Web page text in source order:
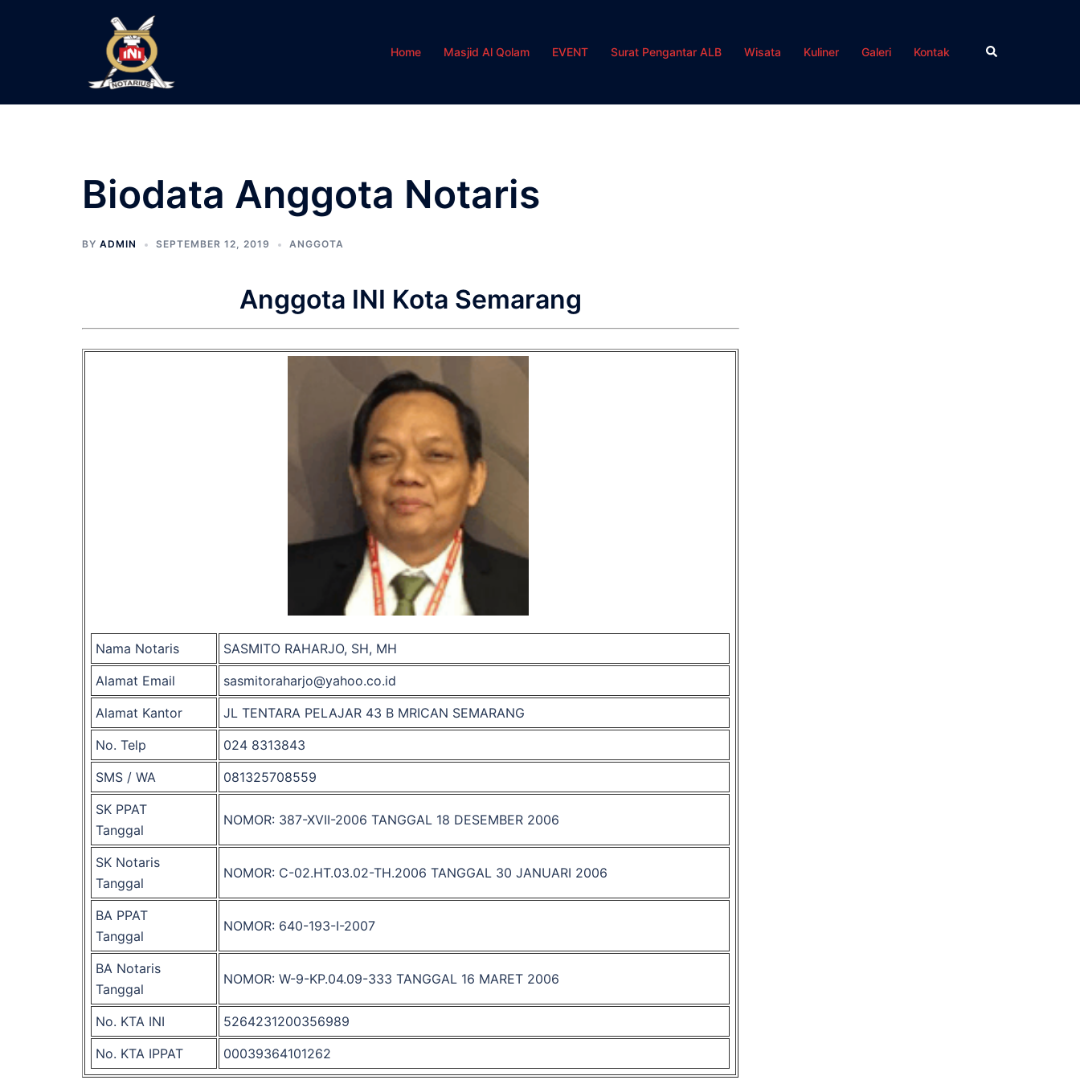
Home Masjid Al Qolam EVENT Surat Pengantar ALB Wisata Kuliner Galeri Kontak Search
Biodata Anggota Notaris
BY ADMIN SEPTEMBER 12, 2019 ANGGOTA
Anggota INI Kota Semarang
Nama Notaris
SASMITO RAHARJO, SH, MH
Alamat Email
sasmitoraharjo@yahoo.co.id
Alamat Kantor
JL TENTARA PELAJAR 43 B MRICAN SEMARANG
No. Telp
024 8313843
SMS / WA
081325708559
SK PPAT
Tanggal
NOMOR: 387-XVII-2006 TANGGAL 18 DESEMBER 2006
SK Notaris
Tanggal
NOMOR: C-02.HT.03.02-TH.2006 TANGGAL 30 JANUARI 2006
BA PPAT
Tanggal
NOMOR: 640-193-I-2007
BA Notaris
Tanggal
NOMOR: W-9-KP.04.09-333 TANGGAL 16 MARET 2006
No. KTA INI
5264231200356989
No. KTA IPPAT
00039364101262